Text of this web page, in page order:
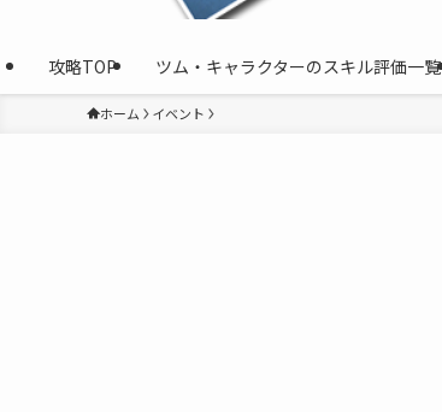
攻略TOP ツム・キャラクターのスキル評価一覧
ホーム イベント